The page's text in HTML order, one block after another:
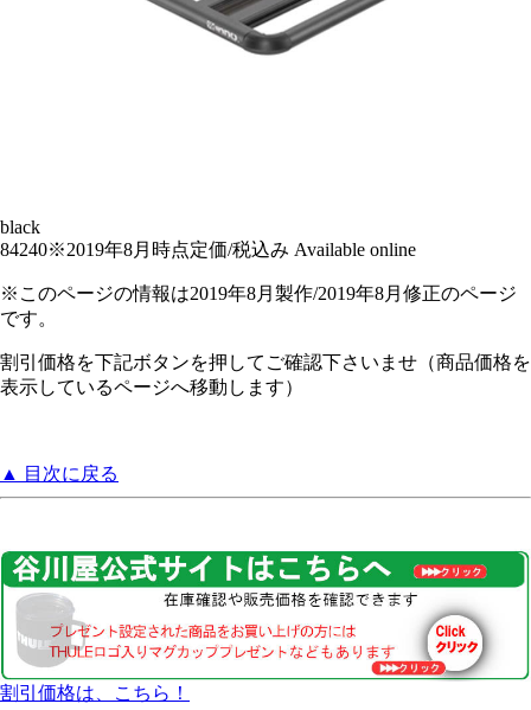
black
84240※2019年8月時点定価/税込み Available online
※このページの情報は2019年8月製作/2019年8月修正のページ
です。
割引価格を下記ボタンを押してご確認下さいませ（商品価格を
表示しているページへ移動します）
▲ 目次に戻る
割引価格は、こちら！